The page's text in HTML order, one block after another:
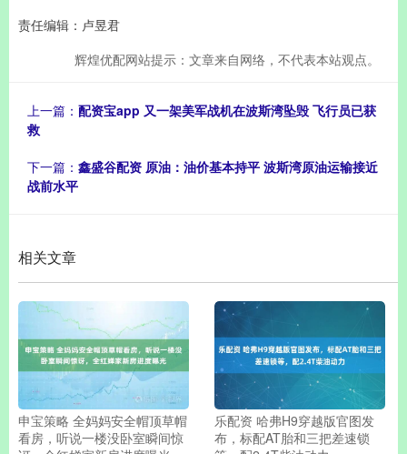
责任编辑：卢昱君
辉煌优配网站提示：文章来自网络，不代表本站观点。
上一篇： 配资宝app 又一架美军战机在波斯湾坠毁 飞行员已获
救
下一篇： 鑫盛谷配资 原油：油价基本持平 波斯湾原油运输接近
战前水平
相关文章
申宝策略 全妈妈安全帽顶草帽
看房，听说一楼没卧室瞬间惊
乐配资 哈弗H9穿越版官图发
布，标配AT胎和三把差速锁